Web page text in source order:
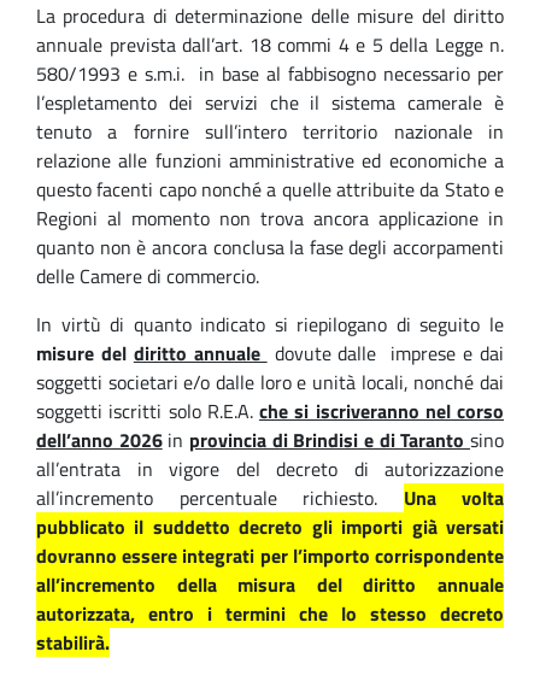
La procedura di determinazione delle misure del diritto
annuale prevista dall’art. 18 commi 4 e 5 della Legge n.
580/1993 e s.m.i. in base al fabbisogno necessario per
l’espletamento dei servizi che il sistema camerale è
tenuto a fornire sull’intero territorio nazionale in
relazione alle funzioni amministrative ed economiche a
questo facenti capo nonché a quelle attribuite da Stato e
Regioni al momento non trova ancora applicazione in
quanto non è ancora conclusa la fase degli accorpamenti
delle Camere di commercio.
In virtù di quanto indicato si riepilogano di seguito le
misure del diritto annuale dovute dalle imprese e dai
soggetti societari e/o dalle loro e unità locali, nonché dai
soggetti iscritti solo R.E.A. che si iscriveranno nel corso
dell’anno 2026in provincia di Brindisi e di Tarantosino
all’entrata in vigore del decreto di autorizzazione
all’incremento percentuale richiesto. Una volta
pubblicato il suddetto decreto gli importi già versati
dovranno essere integrati per l’importo corrispondente
all’incremento della misura del diritto annuale
autorizzata, entro i termini che lo stesso decreto
stabilirà.